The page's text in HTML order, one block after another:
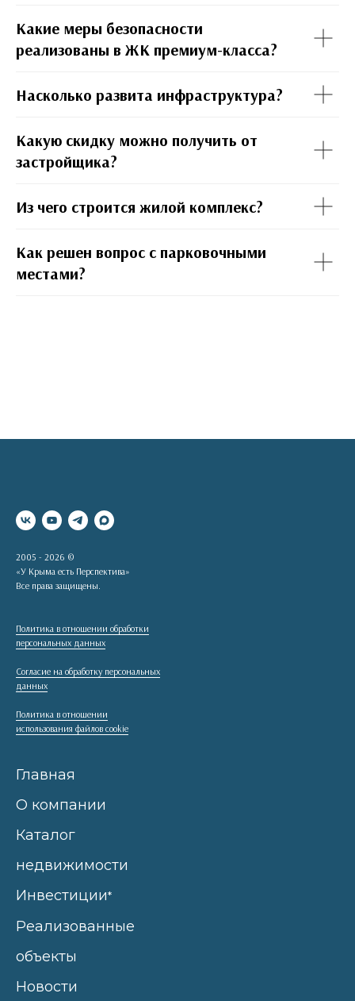
Какие меры безопасности
реализованы в ЖК премиум-класса?
Насколько развита инфраструктура?
Какую скидку можно получить от
застройщика?
Из чего строится жилой комплекс?
Как решен вопрос с парковочными
местами?
2005 - 2026 ©
«У Крыма есть Перспектива»
Все права защищены.
Политика в отношении обработки
персональных данных
Согласие на обработку персональных
данных
Политика в отношении
использования файлов cookie
Главная
О компании
Каталог
недвижимости
Инвестиции*
Реализованные
объекты
Новости